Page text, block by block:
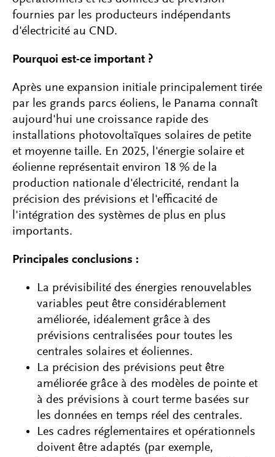
fournies par les producteurs indépendants
d'électricité au CND.
Pourquoi est-ce important ?
Après une expansion initiale principalement tirée
par les grands parcs éoliens, le Panama connaît
aujourd'hui une croissance rapide des
installations photovoltaïques solaires de petite
et moyenne taille. En 2025, l'énergie solaire et
éolienne représentait environ 18 % de la
production nationale d'électricité, rendant la
précision des prévisions et l'efficacité de
l'intégration des systèmes de plus en plus
importants.
Principales conclusions :
La prévisibilité des énergies renouvelables
variables peut être considérablement
améliorée, idéalement grâce à des
prévisions centralisées pour toutes les
centrales solaires et éoliennes.
La précision des prévisions peut être
améliorée grâce à des modèles de pointe et
à des prévisions à court terme basées sur
les données en temps réel des centrales.
Les cadres réglementaires et opérationnels
doivent être adaptés (par exemple,